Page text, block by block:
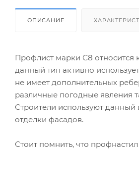
ОПИСАНИЕ
Профлист марки С8 относится
данный тип активно
не имеет дополнительных
различные погодные явления
Строители используют
отделки фасадов.
Стоит помнить, что